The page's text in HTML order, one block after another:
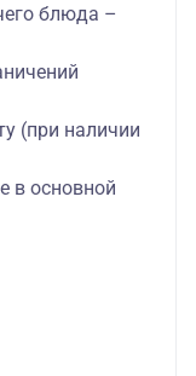
блюда –
(при наличии
в основной